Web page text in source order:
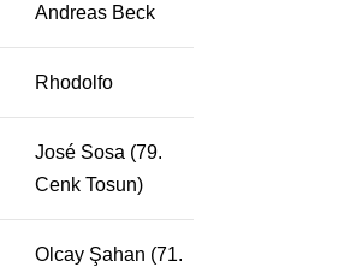
Andreas Beck
Rhodolfo
José Sosa (79.
Cenk Tosun)
Olcay Şahan (71.